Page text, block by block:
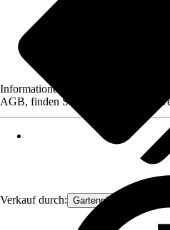
Verkauf durch: Gartenpflanzen
Informationen des Verkäufers, wie
AGB, finden Sie bei Klick auf den